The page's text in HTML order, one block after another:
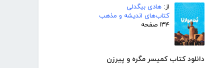
از: هادی بیگدلی
کتاب‌های اندیشه و مذهب
۱۳۴ صفحه
دانلود کتاب کمیسر مگره و پیرزن